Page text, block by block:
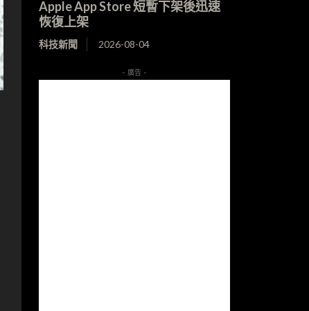
Apple App Store 短暫下架後迅速
恢復上架
科技新聞 2026-08-04
- 廣告 -